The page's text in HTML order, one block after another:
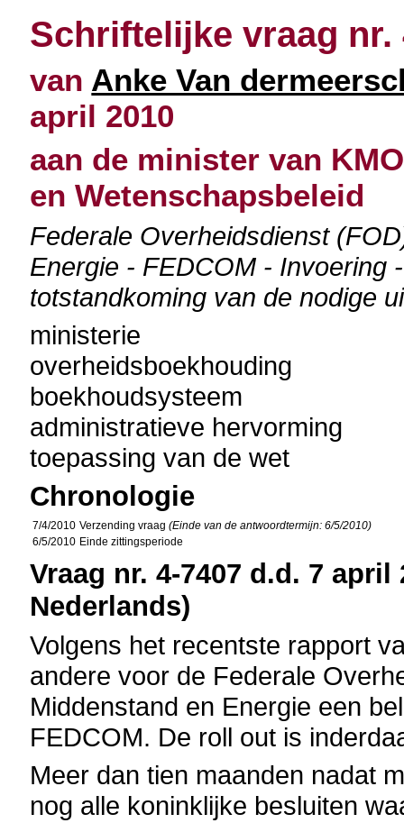
Schriftelijke vraag nr.
van Anke Van
april 2010
aan de minister van
en Wetenschapsbeleid
Federale Overheidsdienst
Energie - FEDCOM - Invoering
totstandkoming van de nodige
ministerie
overheidsboekhouding
boekhoudsysteem
administratieve hervorming
toepassing van de wet
Chronologie
7/4/2010 Verzending vraag(Einde van de antwoordtermijn: 6/5/2010)
6/5/2010 Einde zittingsperiode
Vraag nr. 4-7407 d.d. 7
Nederlands)
Volgens het recentste rapport
andere voor de Federale
Middenstand en Energie een
FEDCOM. De roll out is
Meer dan tien maanden nadat
nog alle koninklijke besluiten